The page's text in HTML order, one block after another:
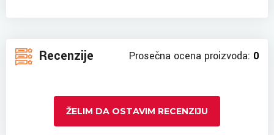
Recenzije Prosečna ocena proizvoda: 0
ŽELIM DA OSTAVIM RECENZIJU